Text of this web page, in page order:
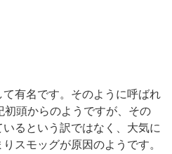
有名です。そのように呼ばれ
初頭からのようですが、その
るという訳ではなく、大気に
スモッグが原因のようです。